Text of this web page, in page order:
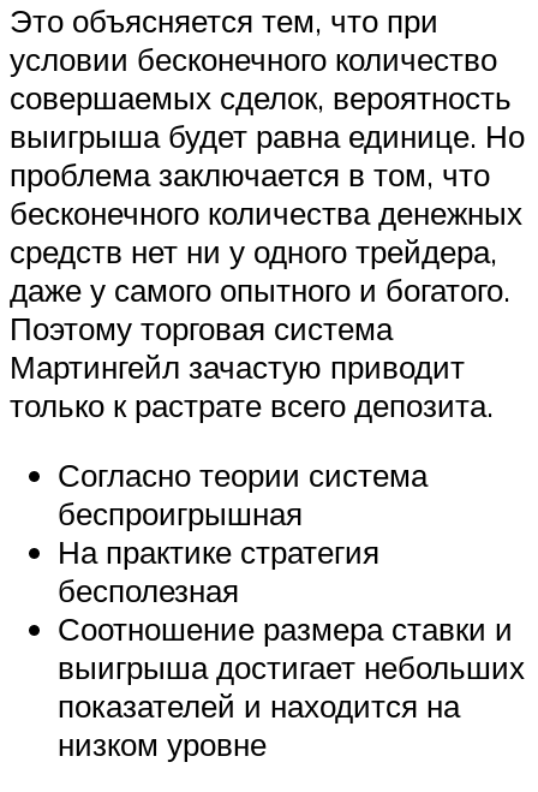
Это объясняется тем, что при
условии бесконечного количество
совершаемых сделок, вероятность
выигрыша будет равна единице. Но
проблема заключается в том, что
бесконечного количества денежных
средств нет ни у одного трейдера,
даже у самого опытного и богатого.
Поэтому торговая система
Мартингейл зачастую приводит
только к растрате всего депозита.
Согласно теории система
беспроигрышная
На практике стратегия
бесполезная
Соотношение размера ставки и
выигрыша достигает небольших
показателей и находится на
низком уровне